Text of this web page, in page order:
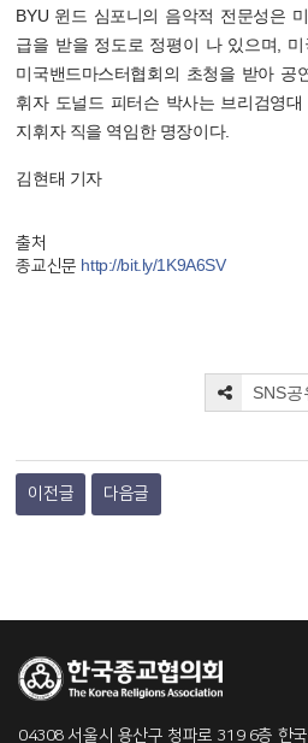
BYU 윈드 심포니의 음악적 전문성은
급을 받을 정도로 정평이 나 있으며,
미국밴드마스터협회의 초청을 받아 공
휘자 도널드 피터슨 박사는 브리검영
지휘자 직을 역임한 명장이다.
김현태 기자
출처
종교신문 http://bit.ly/1K9A6SV
SNS공
이전글 다음글
04308 서울시 용산구 청파로 319 6층 한국